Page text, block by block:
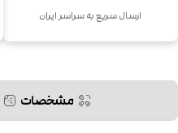
ارسال سریع به سراسر ایران
مشخصات